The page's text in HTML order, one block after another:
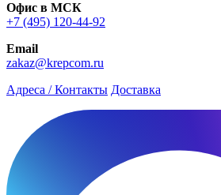
Офис в МСК
+7 (495) 120-44-92
Email
zakaz@krepcom.ru
Адреса / Контакты Доставка